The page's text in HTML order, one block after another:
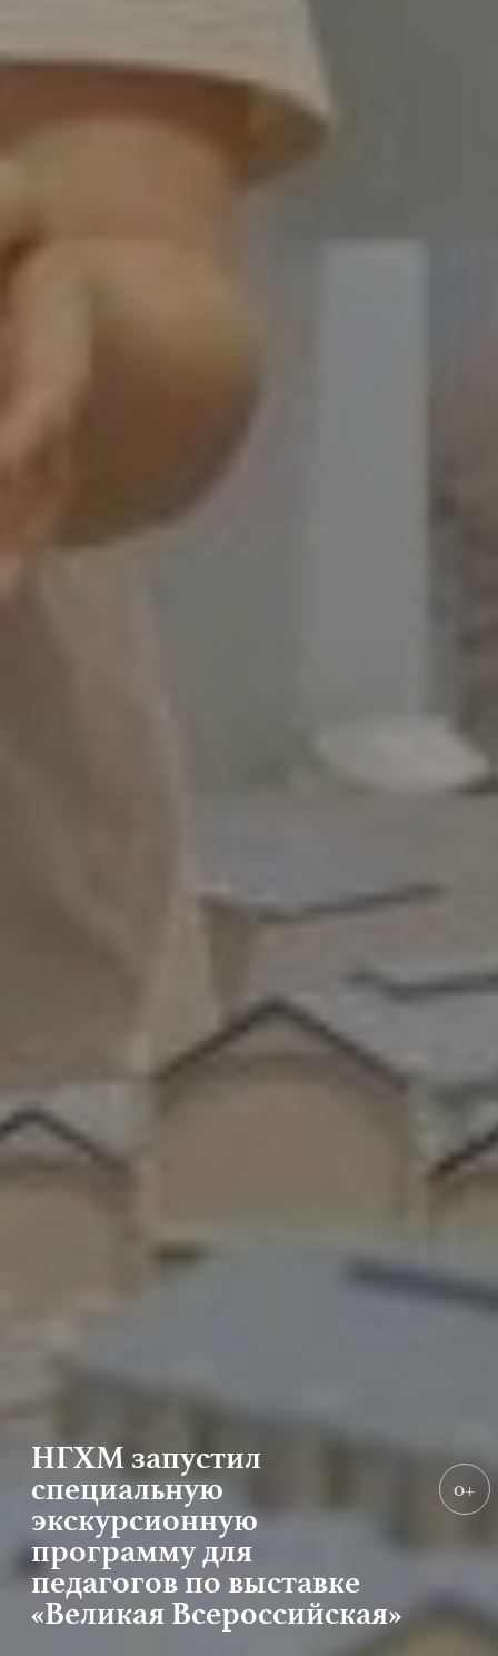
НГХМ запустил
специальную
экскурсионную
программу для
педагогов по выставке
«Великая Всероссийская»
0+